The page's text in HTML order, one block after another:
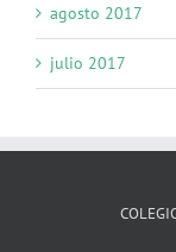
agosto 2017
julio 2017